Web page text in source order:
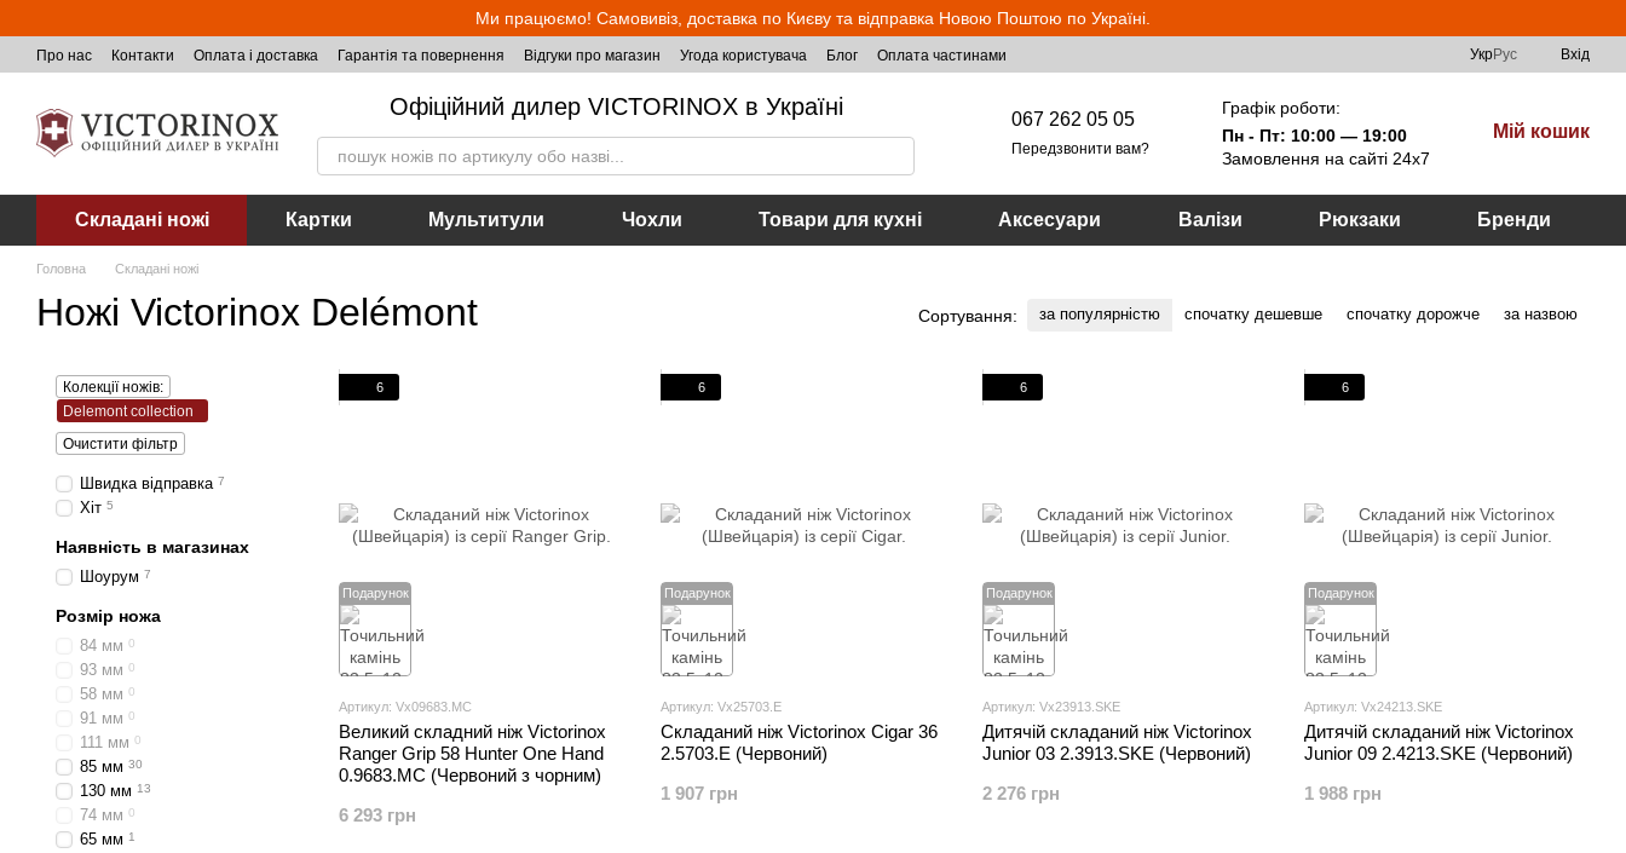
Ми працюємо! Самовивіз, доставка по Києву та відправка Новою Поштою по Україні.
Про нас Контакти Оплата і доставка Гарантія та повернення Відгуки про магазин Угода користувача Блог Оплата частинами УкрРус Вхід
Офіційний дилер VICTORINOX в Україні 067 262 05 05
Передзвонити вам?
Графік роботи:
Пн - Пт: 10:00 — 19:00
Замовлення на сайті 24х7
Мій кошик
Складані ножі Картки Мультитули Чохли Товари для кухні Аксесуари Валізи Рюкзаки Бренди
Головна Складані ножі
Ножі Victorinox Delémont Сортування: за популярністю спочатку дешевше спочатку дорожче за назвою
Подарунок
6
Артикул: Vx09683.MC
Великий складний ніж Victorinox
Ranger Grip 58 Hunter One Hand
0.9683.MC (Червоний з чорним)
6 293 грн
Подарунок
6
Артикул: Vx25703.E
Складаний ніж Victorinox Cigar 36
2.5703.E (Червоний)
1 907 грн
Подарунок
6
Артикул: Vx23913.SKE
Дитячій складаний ніж Victorinox
Junior 03 2.3913.SKE (Червоний)
2 276 грн
Подарунок
6
Артикул: Vx24213.SKE
Дитячій складаний ніж Victorinox
Junior 09 2.4213.SKE (Червоний)
1 988 грн
Колекції ножів:
Delemont collection
Очистити фільтр
Швидка відправка 7
Хіт 5
Наявність в магазинах
Шоурум 7
Розмір ножа
84 мм 0
93 мм 0
58 мм 0
91 мм 0
111 мм 0
85 мм 30
130 мм 13
74 мм 0
65 мм 1